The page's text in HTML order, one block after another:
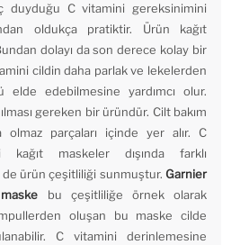
duyduğu C vitamini gereksinimini
oldukça pratiktir. Ürün kağıt
dolayı da son derece kolay bir
cildin daha parlak ve lekelerden
elde edebilmesine yardımcı olur.
gereken bir üründür. Cilt bakım
olmaz parçaları içinde yer alır. C
kağıt maskeler dışında farklı
ürün çeşitliliği sunmuştur. Garnier
bu çeşitliliğe örnek olarak
oluşan bu maske cilde
C vitamini derinlemesine